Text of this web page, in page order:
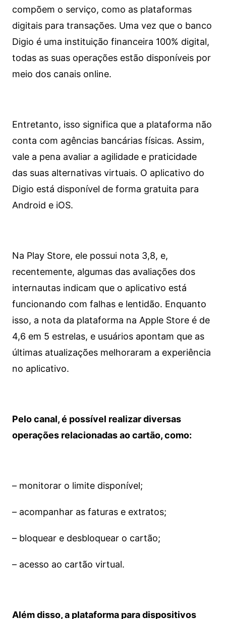
compõem o serviço, como as plataformas
digitais para transações. Uma vez que o banco
Digio é uma instituição financeira 100% digital,
todas as suas operações estão disponíveis por
meio dos canais online.
Entretanto, isso significa que a plataforma não
conta com agências bancárias físicas. Assim,
vale a pena avaliar a agilidade e praticidade
das suas alternativas virtuais. O aplicativo do
Digio está disponível de forma gratuita para
Android e iOS.
Na Play Store, ele possui nota 3,8, e,
recentemente, algumas das avaliações dos
internautas indicam que o aplicativo está
funcionando com falhas e lentidão. Enquanto
isso, a nota da plataforma na Apple Store é de
4,6 em 5 estrelas, e usuários apontam que as
últimas atualizações melhoraram a experiência
no aplicativo.
Pelo canal, é possível realizar diversas
operações relacionadas ao cartão, como:
– monitorar o limite disponível;
– acompanhar as faturas e extratos;
– bloquear e desbloquear o cartão;
– acesso ao cartão virtual.
Além disso, a plataforma para dispositivos